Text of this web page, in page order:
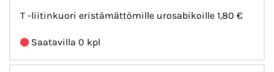
T -liitinkuori eristämättömille urosabikoille 1,80 €
Saatavilla 0 kpl